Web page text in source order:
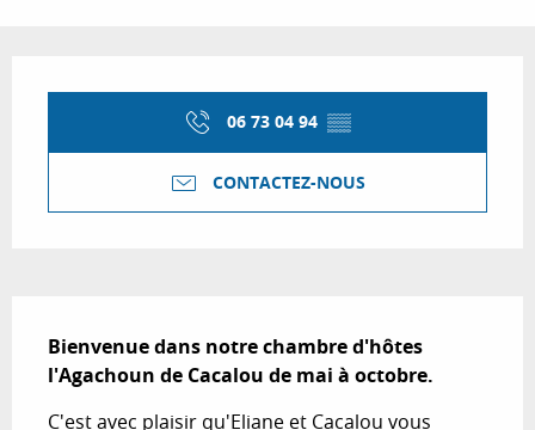
06 73 04 94 ▒▒
CONTACTEZ-NOUS
Bienvenue dans notre chambre d'hôtes
l'Agachoun de Cacalou de mai à octobre.
C'est avec plaisir qu'Eliane et Cacalou vous